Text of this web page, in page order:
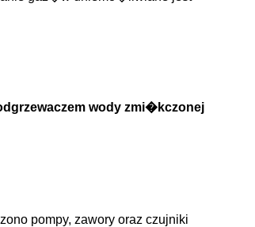
wody zmi�kczonej
pompy, zawory oraz czujniki